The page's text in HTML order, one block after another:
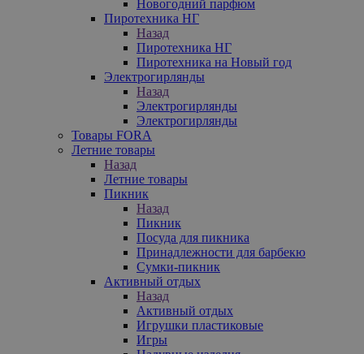
Новогодний парфюм
Пиротехника НГ
Назад
Пиротехника НГ
Пиротехника на Новый год
Электрогирлянды
Назад
Электрогирлянды
Электрогирлянды
Товары FORA
Летние товары
Назад
Летние товары
Пикник
Назад
Пикник
Посуда для пикника
Принадлежности для барбекю
Сумки-пикник
Активный отдых
Назад
Активный отдых
Игрушки пластиковые
Игры